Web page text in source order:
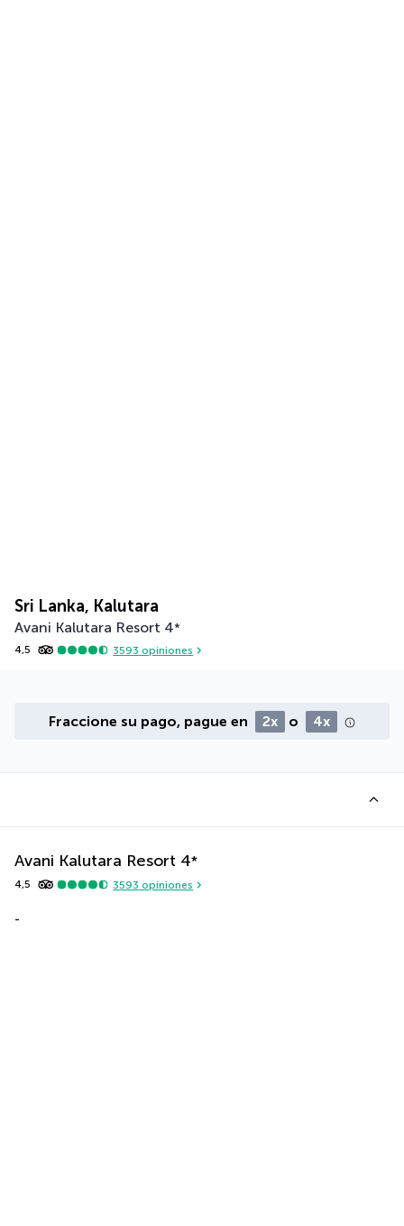
Sri Lanka, Kalutara
Avani Kalutara Resort 4*
4,5 3593 opiniones
Fraccione su pago, pague en 2x o 4x
Avani Kalutara Resort 4*
4,5 3593 opiniones
-